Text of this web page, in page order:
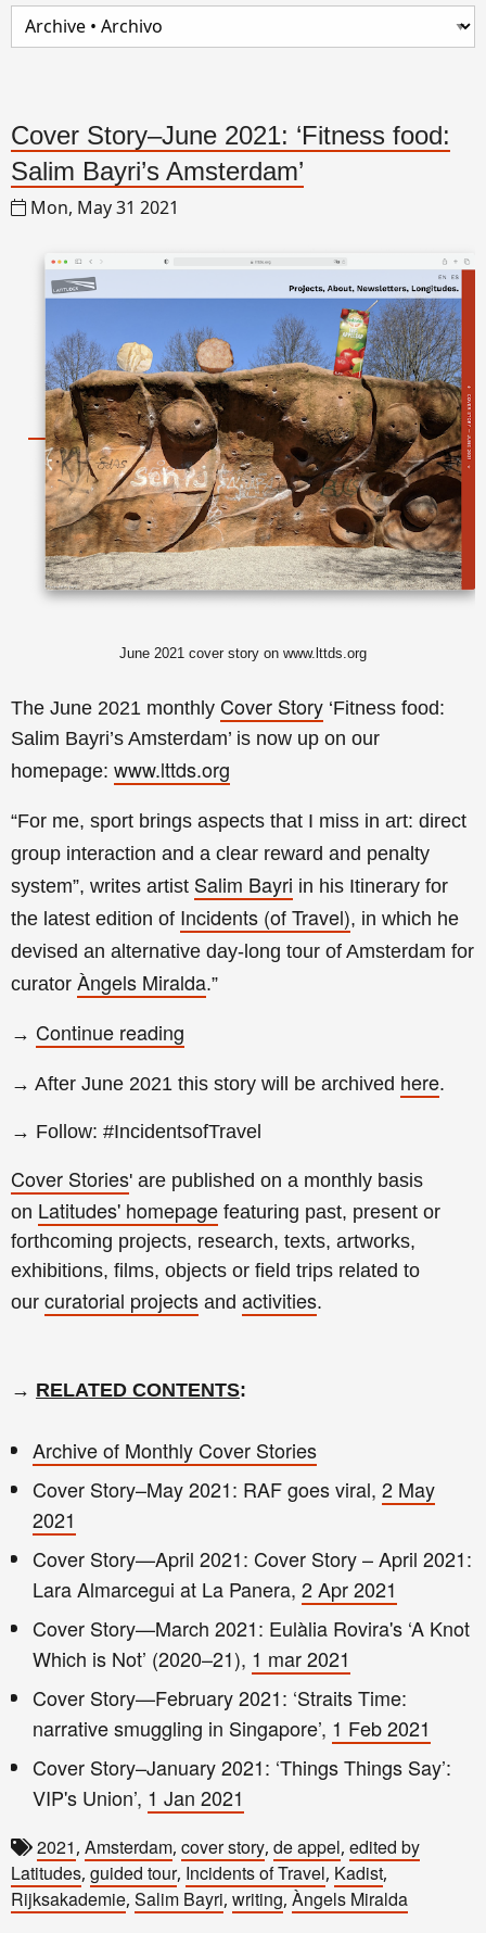
Cover Story–June 2021: ‘Fitness food:
Salim Bayri’s Amsterdam’
Mon, May 31 2021
June 2021 cover story on www.lttds.org
The June 2021 monthly Cover Story ‘Fitness food:
Salim Bayri’s Amsterdam’ is now up on our
homepage: www.lttds.org
“For me, sport brings aspects that I miss in art: direct
group interaction and a clear reward and penalty
system”, writes artist Salim Bayri in his Itinerary for
the latest edition of Incidents (of Travel), in which he
devised an alternative day-long tour of Amsterdam for
curator Àngels Miralda.”
→ Continue reading
→ After June 2021 this story will be archived here.
→ Follow: #IncidentsofTravel
Cover Stories' are published on a monthly basis
on Latitudes' homepage featuring past, present or
forthcoming projects, research, texts, artworks,
exhibitions, films, objects or field trips related to
our curatorial projects and activities.
→ RELATED CONTENTS:
Archive of Monthly Cover Stories
Cover Story–May 2021: RAF goes viral, 2 May
2021
Cover Story—April 2021: Cover Story – April 2021:
Lara Almarcegui at La Panera, 2 Apr 2021
Cover Story—March 2021: Eulàlia Rovira's ‘A Knot
Which is Not’ (2020–21), 1 mar 2021
Cover Story—February 2021: ‘Straits Time:
narrative smuggling in Singapore’, 1 Feb 2021
Cover Story–January 2021: ‘Things Things Say’:
VIP's Union’, 1 Jan 2021
2021, Amsterdam, cover story, de appel, edited by
Latitudes, guided tour, Incidents of Travel, Kadist,
Rijksakademie, Salim Bayri, writing, Àngels Miralda